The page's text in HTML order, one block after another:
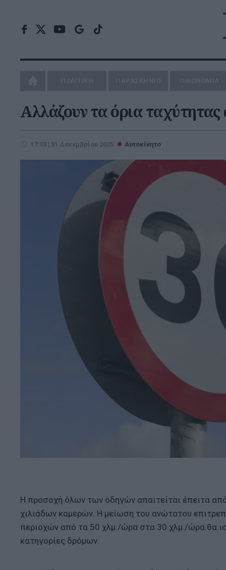
Αλλάζουν τα όρια ταχύτητας
17:03 | 31 Δεκεμβρίου 2025 Αυτοκίνητο
H προσοχή όλων των οδηγών απαιτείται έπειτα
χιλιάδων καμερών. Η μείωση του ανώτατου
περιοχών από τα 50 χλμ./ώρα στα 30 χλμ./ώρα θα
κατηγορίες δρόμων.